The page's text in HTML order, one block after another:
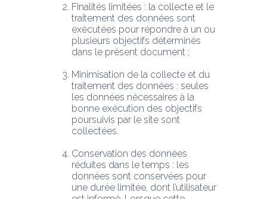
Finalités limitées : la collecte et le
traitement des données sont
exécutées pour répondre à un ou
plusieurs objectifs déterminés
dans le présent document ;
Minimisation de la collecte et du
traitement des données : seules
les données nécessaires à la
bonne exécution des objectifs
poursuivis par le site sont
collectées.
Conservation des données
réduites dans le temps : les
données sont conservées pour
une durée limitée, dont l’utilisateur